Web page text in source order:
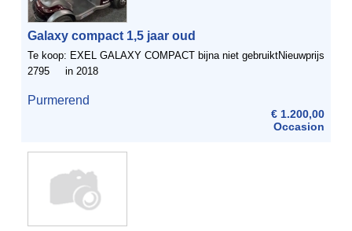
Galaxy compact 1,5 jaar oud
Te koop: EXEL GALAXY COMPACT bijna niet gebruiktNieuwprijs
2795 in 2018
Purmerend
€ 1.200,00
Occasion